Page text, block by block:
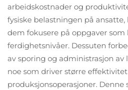
arbeidskostnader og
fysiske belastningen på ansatte,
dem fokusere på oppgaver som
ferdighetsnivåer. Dessuten
av sporing og administrasjon av
noe som driver større
produksjonsoperasjoner.